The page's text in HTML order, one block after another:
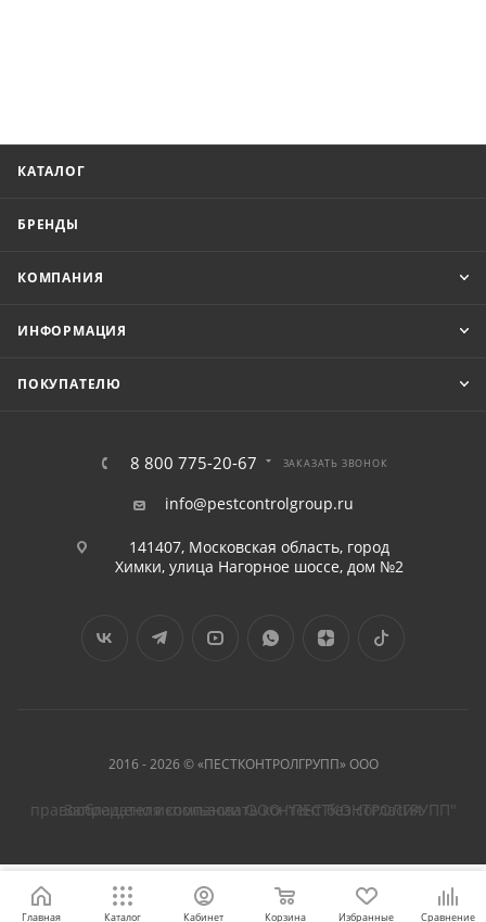
КАТАЛОГ
БРЕНДЫ
КОМПАНИЯ
ИНФОРМАЦИЯ
ПОКУПАТЕЛЮ
8 800 775-20-67 ЗАКАЗАТЬ ЗВОНОК
info@pestcontrolgroup.ru
141407, Московская область, город
Химки, улица Нагорное шоссе, дом №2
2016 - 2026 © «ПЕСТКОНТРОЛГРУПП» ООО
Запрещено использовать контент без согласия правообладателя компании ООО "ПЕСТКОНТРОЛГРУПП"
Главная Каталог Кабинет Корзина Избранные Сравнение